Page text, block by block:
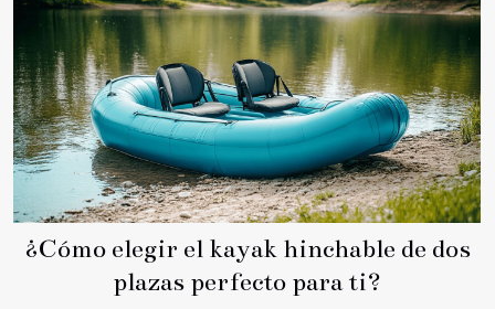
¿Cómo elegir el kayak hinchable de dos
plazas perfecto para ti?